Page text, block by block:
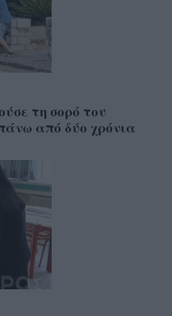
τη σορό του
από δύο χρόνια